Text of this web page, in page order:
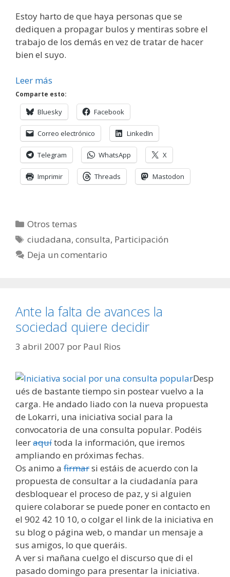
Estoy harto de que haya personas que se
dediquen a propagar bulos y mentiras sobre el
trabajo de los demás en vez de tratar de hacer
bien el suyo.
Leer más
Comparte esto:
Bluesky Facebook
Correo electrónico LinkedIn
Telegram WhatsApp X
Imprimir Threads Mastodon
Categorías
Otros temas
Etiquetas
ciudadana,consulta, Participación
Deja un comentario
Ante la falta de avances la
sociedad quiere decidir
3 abril 2007 por Paul Rios
Desp
ués de bastante tiempo sin postear vuelvo a la
carga. He andado liado con la nueva propuesta
de Lokarri, una iniciativa social para la
convocatoria de una consulta popular. Podéis
leeraquítoda la información, que iremos
ampliando en próximas fechas.
Os animo a firmarsi estáis de acuerdo con la
propuesta de consultar a la ciudadanía para
desbloquear el proceso de paz, y si alguien
quiere colaborar se puede poner en contacto en
el 902 42 10 10, o colgar el link de la iniciativa en
su blog o página web, o mandar un mensaje a
sus amigos, lo que queráis.
A ver si mañana cuelgo el discurso que di el
pasado domingo para presentar la iniciativa.